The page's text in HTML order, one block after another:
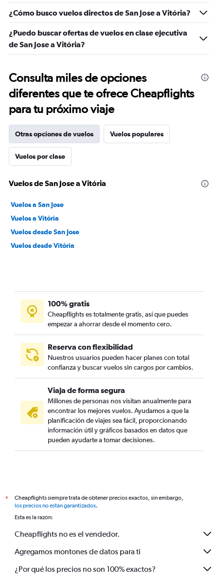
¿Cómo busco vuelos directos de San Jose a Vitória?
¿Puedo buscar ofertas de vuelos en clase ejecutiva
de San Jose a Vitória?
Consulta miles de opciones
diferentes que te ofrece Cheapflights
para tu próximo viaje
Otras opciones de vuelos Vuelos populares
Vuelos por clase
Vuelos de San Jose a Vitória
Vuelos a San Jose
Vuelos a Vitória
Vuelos desde San Jose
Vuelos desde Vitória
100% gratis
Cheapflights es totalmente gratis, así que puedes
empezar a ahorrar desde el momento cero.
Reserva con flexibilidad
Nuestros usuarios pueden hacer planes con total
confianza y buscar vuelos sin cargos por cambios.
Viaja de forma segura
Millones de personas nos visitan anualmente para
encontrar los mejores vuelos. Ayudamos a que la
planificación de viajes sea fácil, proporcionando
información útil y gráficos basados en datos que
pueden ayudarte a tomar decisiones.
*
Cheapflights siempre trata de obtener precios exactos, sin embargo,
los precios no están garantizados.
Esta es la razón:
Cheapflights no es el vendedor.
Agregamos montones de datos para ti
¿Por qué los precios no son 100% exactos?